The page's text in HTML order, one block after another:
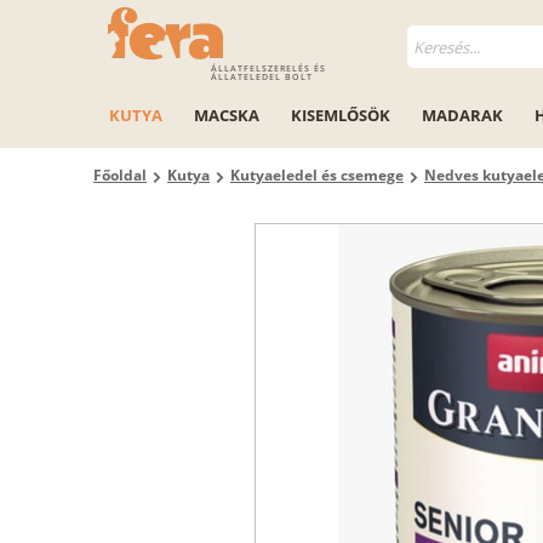
ÁLLATFELSZERELÉS ÉS
ÁLLATELEDEL BOLT
KUTYA MACSKA KISEMLŐSÖK MADARAK
Főoldal Kutya Kutyaeledel és csemege Nedves